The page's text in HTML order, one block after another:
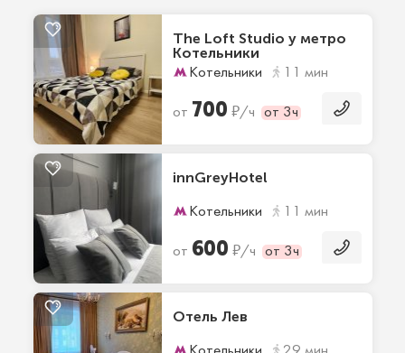
The Loft Studio у метро
Котельники
Котельники 11 мин
от 700 ₽/ч от 3ч
innGreyHotel
Котельники 11 мин
от 600 ₽/ч от 3ч
Отель Лев